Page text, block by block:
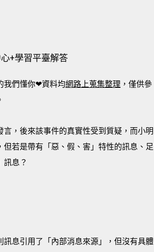
+學習平臺解答
我們懂你❤資料均網路上蒐集整理 ，僅供參
，後來該事件的真實性受到質疑，而小明
若是帶有「惡、假、害」特性的訊息、足
訊息？
息引用了「內部消息來源」，但沒有具體